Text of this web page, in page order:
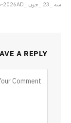
سه _23 _جون _2026AH 23-6-2026AD
A REPLY